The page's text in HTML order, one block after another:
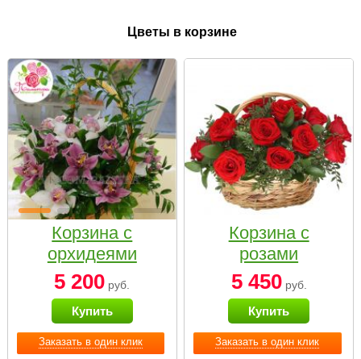
Цветы в корзине
Заказать в один клик
Корзина с
орхидеями
малая
5 200 руб.
Купить
Заказать в один клик
Корзина с
розами
«Красный
Париж»
5 450руб.
Купить